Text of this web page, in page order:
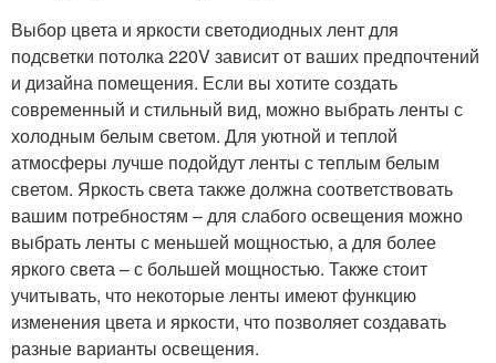
Выбор цвета и яркости светодиодных лент для
подсветки потолка 220V зависит от ваших предпочтений
и дизайна помещения. Если вы хотите создать
современный и стильный вид, можно выбрать ленты с
холодным белым светом. Для уютной и теплой
атмосферы лучше подойдут ленты с теплым белым
светом. Яркость света также должна соответствовать
вашим потребностям – для слабого освещения можно
выбрать ленты с меньшей мощностью, а для более
яркого света – с большей мощностью. Также стоит
учитывать, что некоторые ленты имеют функцию
изменения цвета и яркости, что позволяет создавать
разные варианты освещения.